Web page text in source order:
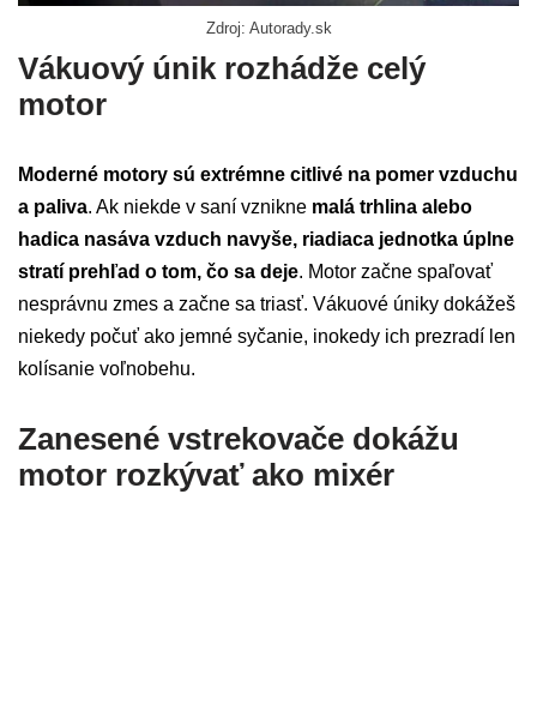
Zdroj: Autorady.sk
Vákuový únik rozhádže celý
motor
Moderné motory sú extrémne citlivé na pomer vzduchu
a paliva. Ak niekde v saní vznikne malá trhlina alebo
hadica nasáva vzduch navyše, riadiaca jednotka úplne
stratí prehľad o tom, čo sa deje. Motor začne spaľovať
nesprávnu zmes a začne sa triasť. Vákuové úniky dokážeš
niekedy počuť ako jemné syčanie, inokedy ich prezradí len
kolísanie voľnobehu.
Zanesené vstrekovače dokážu
motor rozkývať ako mixér